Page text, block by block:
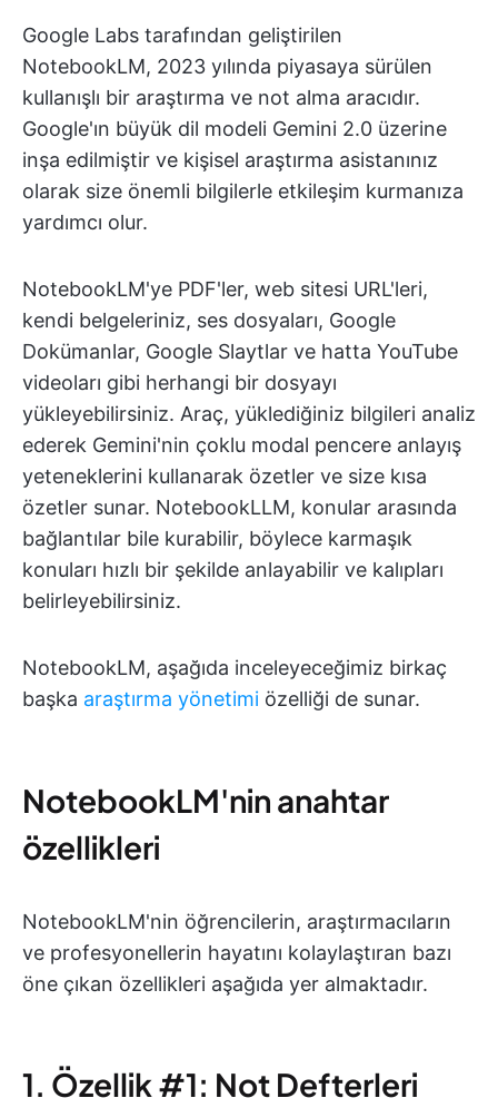
Google Labs tarafından geliştirilen
NotebookLM, 2023 yılında piyasaya sürülen
kullanışlı bir araştırma ve not alma aracıdır.
Google'ın büyük dil modeli Gemini 2.0 üzerine
inşa edilmiştir ve kişisel araştırma asistanınız
olarak size önemli bilgilerle etkileşim kurmanıza
yardımcı olur.
NotebookLM'ye PDF'ler, web sitesi URL'leri,
kendi belgeleriniz, ses dosyaları, Google
Dokümanlar, Google Slaytlar ve hatta YouTube
videoları gibi herhangi bir dosyayı
yükleyebilirsiniz. Araç, yüklediğiniz bilgileri analiz
ederek Gemini'nin çoklu modal pencere anlayış
yeteneklerini kullanarak özetler ve size kısa
özetler sunar. NotebookLLM, konular arasında
bağlantılar bile kurabilir, böylece karmaşık
konuları hızlı bir şekilde anlayabilir ve kalıpları
belirleyebilirsiniz.
NotebookLM, aşağıda inceleyeceğimiz birkaç
başka araştırma yönetimi özelliği de sunar.
NotebookLM'nin anahtar
özellikleri
NotebookLM'nin öğrencilerin, araştırmacıların
ve profesyonellerin hayatını kolaylaştıran bazı
öne çıkan özellikleri aşağıda yer almaktadır.
1. Özellik #1: Not Defterleri